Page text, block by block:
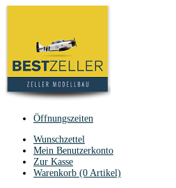
Öffnungszeiten
Wunschzettel
Mein Benutzerkonto
Zur Kasse
Warenkorb (0 Artikel)